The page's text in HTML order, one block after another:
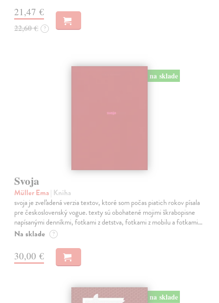
21,47 €
22,60 € ?
na sklade
Svoja
Müller Ema| Kniha
svoja je zveľadená verzia textov, ktoré som počas piatich rokov písala
pre československý vogue. texty sú obohatené mojimi škrabopisne
napísanými denníkmi, fotkami z detstva, fotkami z mobilu a fotkami…
Na sklade ?
30,00 €
na sklade